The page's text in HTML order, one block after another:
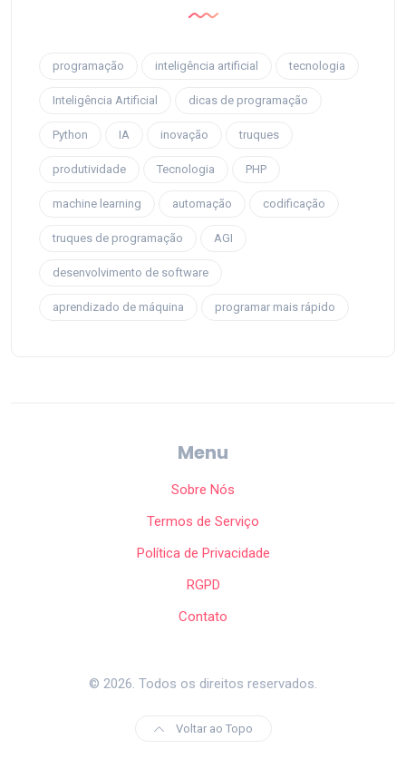
programação inteligência artificial tecnologia
Inteligência Artificial dicas de programação
Python IA inovação truques
produtividade Tecnologia PHP
machine learning automação codificação
truques de programação AGI
desenvolvimento de software
aprendizado de máquina programar mais rápido
Menu
Sobre Nós
Termos de Serviço
Política de Privacidade
RGPD
Contato
© 2026. Todos os direitos reservados.
Voltar ao Topo